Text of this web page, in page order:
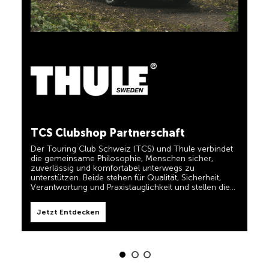
die gemeinsame Philosophie, Menschen sicher,
zuverlässig und komfortabel unterwegs zu
Verantwortung und Praxistauglichkeit und stellen die
Bedürfnisse von Reisenden und aktiven Familien in den
Mittelpunkt.
Jetzt Entdecken
5% Cashback
Mastercard® und Sie erhalten automatisch 5% als
Cashback zurück erstattet. Die TCS Member
Mastercard ist TCS Mitglieds-, Bezahl- und Sparkarte
in einem und für TCS-Mitglieder dauerhaft kostenlos.
Produkte erfüllen und Ihnen zuverlässige, nützliche
Helfer sein, wenn Sie unterwegs sind. Sie erkennen
my side'.
Jetzt Entdecken